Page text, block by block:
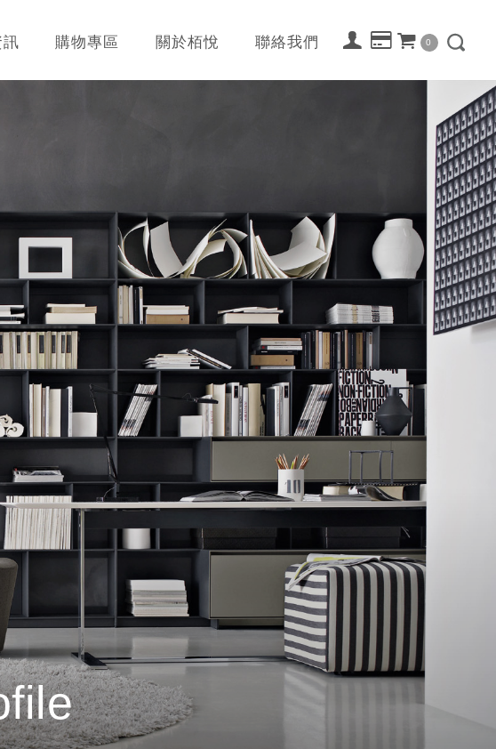
訊 購物專區 關於栢悅 聯絡我們 0